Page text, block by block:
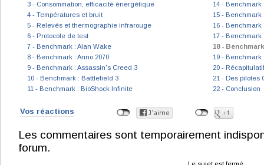
3 - Consommation, efficacité énergétique
4 - Températures et bruit
5 - Relevés et thermographie infrarouge
6 - Protocole de test
7 - Benchmark : Alan Wake
8 - Benchmark : Anno 2070
9 - Benchmark : Assassin's Creed 3
10 - Benchmark : Battlefield 3
11 - Benchmark : BioShock Infinite
14 - Benchmark
15 - Benchmark
16 -
17 - Benchmark
18 -
19 - Benchmark
20 -
21 - Des pilotes
22 - Conclusion
Vos réactions
Les commentaires sont temporairement
forum.